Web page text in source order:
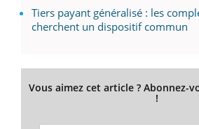
Tiers payant généralisé : les
cherchent un dispositif commun
Vous aimez cet article ? Abonnez-
!